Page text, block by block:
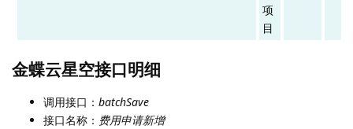
项
目
金蝶云星空接口明细
调用接口： batchSave
接口名称： 费用申请新增